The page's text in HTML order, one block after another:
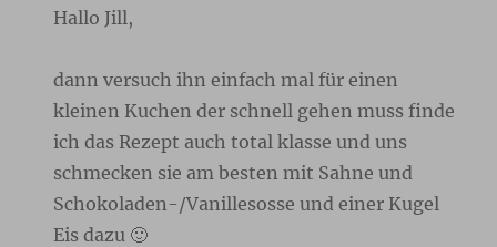
Hallo Jill,
dann versuch ihn einfach mal für einen
kleinen Kuchen der schnell gehen muss finde
ich das Rezept auch total klasse und uns
schmecken sie am besten mit Sahne und
Schokoladen-/Vanillesosse und einer Kugel
Eis dazu 🙂